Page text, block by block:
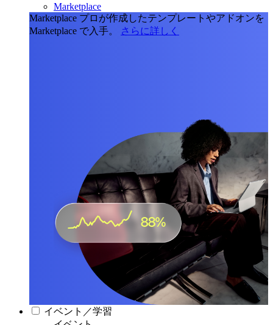
Marketplace
Marketplace プロが作成したテンプレートやアドオンを
Marketplace で入手。
さらに詳しく
イベント／学習